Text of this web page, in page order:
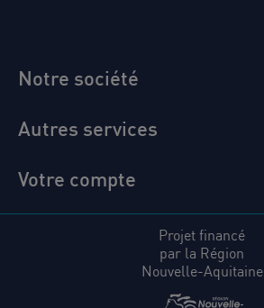
Notre société
Autres services
Votre compte
Projet financé
par la Région
Nouvelle-Aquitaine